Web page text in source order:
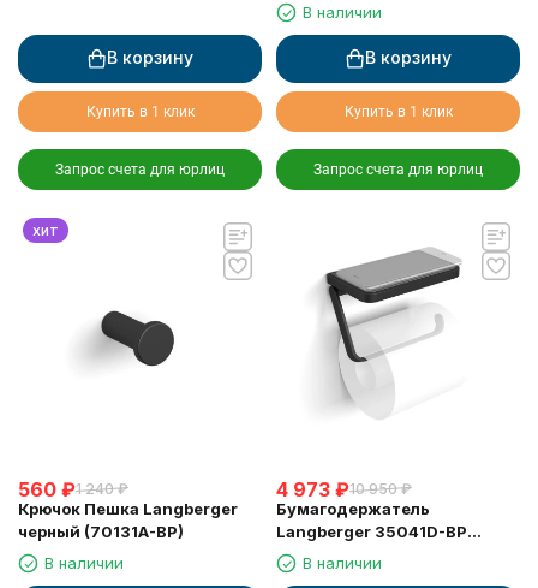
В корзину
Купить в 1 клик
Запрос счета для юрлиц
В наличии
В корзину
Купить в 1 клик
Запрос счета для юрлиц
хит
560 ₽1 240 ₽
Крючок Пешка Langberger
черный (70131A-BP)
В наличии
4 973 ₽10 950 ₽
Бумагодержатель
Langberger 35041D-BP
туалетной бумаги с
металлической полкой
В наличии